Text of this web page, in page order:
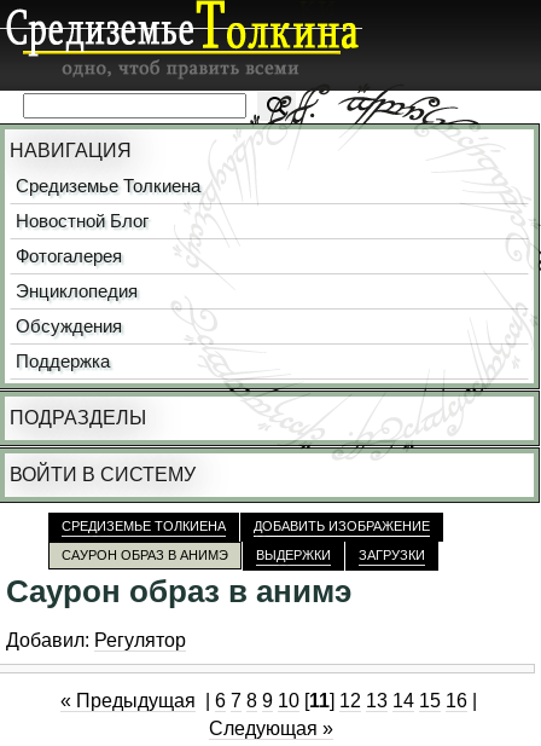
НАВИГАЦИЯ
Средиземье Толкиена
Новостной Блог
Фотогалерея
Энциклопедия
Обсуждения
Поддержка
ПОДРАЗДЕЛЫ
ВОЙТИ В СИСТЕМУ
Саурон образ в анимэ
Добавил: Регулятор
« Предыдущая 6 7 8 9 10[11] 12 13 14 15 16|
Следующая »
СРЕДИЗЕМЬЕ ТОЛКИЕНА
ДОБАВИТЬ ИЗОБРАЖЕНИЕ
САУРОН ОБРАЗ В АНИМЭ
ВЫДЕРЖКИ ЗАГРУЗКИ